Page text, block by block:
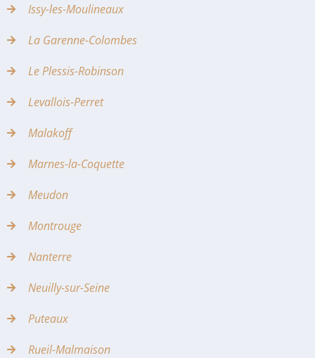
Issy-les-Moulineaux
La Garenne-Colombes
Le Plessis-Robinson
Levallois-Perret
Malakoff
Marnes-la-Coquette
Meudon
Montrouge
Nanterre
Neuilly-sur-Seine
Puteaux
Rueil-Malmaison